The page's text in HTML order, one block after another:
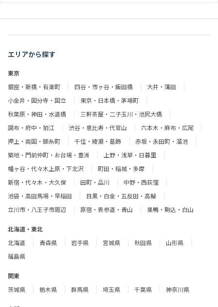
エリアから探す
東京
銀座・新橋・有楽町
四谷・市ヶ谷・飯田橋
大井・蒲田
小金井・国分寺・国立
東京・日本橋・茅場町
秋葉原・神田・水道橋
三軒茶屋・二子玉川・池尻大橋
調布・府中・狛江
渋谷・恵比寿・代官山
六本木・麻布・広尾
押上・両国・錦糸町
千住・綾瀬・葛飾
赤坂・永田町・溜池
築地・門前仲町・お台場・豊洲
上野・浅草・日暮里
幡ヶ谷・代々木上原・下北沢
町田・稲城・多摩
新宿・代々木・大久保
田町・品川
中野・西荻窪
池袋・高田馬場・早稲田
目黒・白金・五反田・高輪
立川市・八王子市周辺
原宿・表参道・青山 巣鴨・駒込・白山
北海道・東北
北海道
青森県 岩手県 宮城県 秋田県
山形県
福島県
関東
茨城県
栃木県 群馬県 埼玉県 千葉県 神奈川県